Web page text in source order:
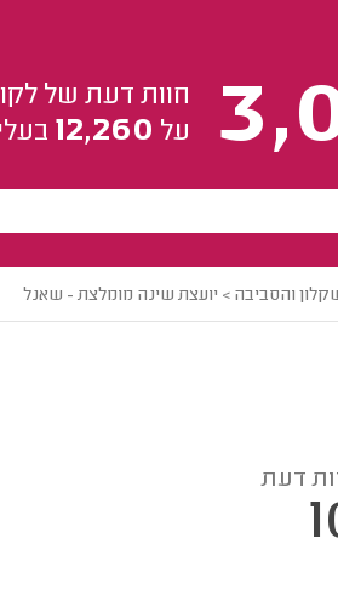
חוות דעת של
על 12,260
והסביבה > יועצת שינה מומלצת - שאנל
דעת